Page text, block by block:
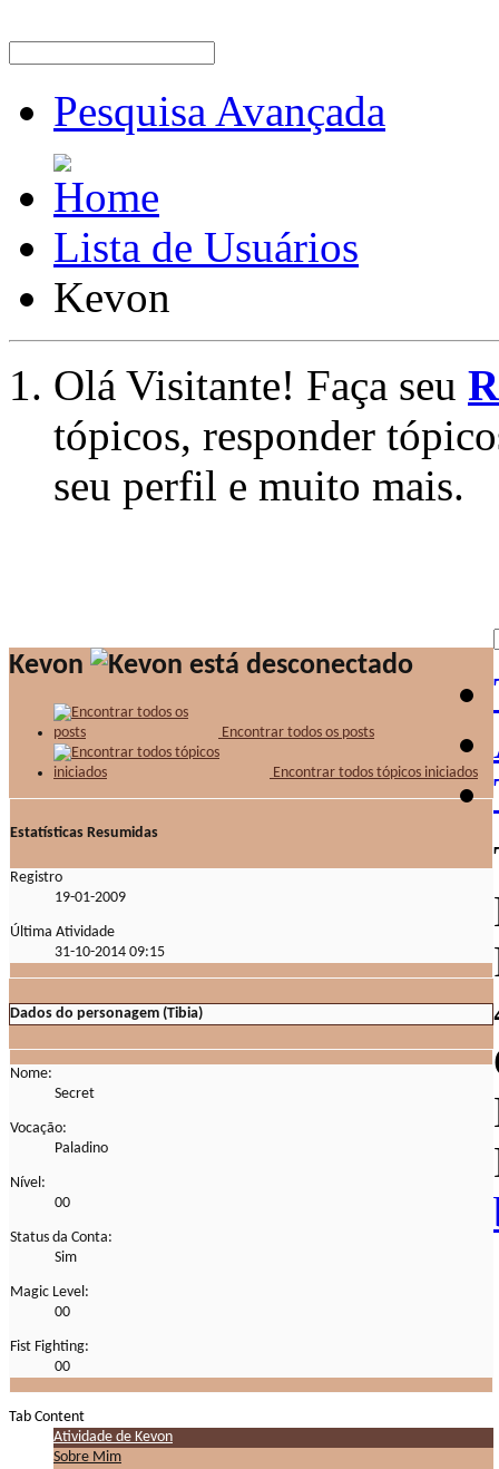
Pesquisa Avançada
Lista de Usuários
Kevon
Olá Visitante! Faça seu
tópicos, responder
seu perfil e muito mais.
Kevon
Encontrar todos os posts
Encontrar todos tópicos iniciados
Estatísticas Resumidas
Registro
19-01-2009
Última Atividade
31-10-2014 09:15
Dados do personagem (Tibia)
Nome:
Secret
Vocação:
Paladino
Nível:
00
Status da Conta:
Sim
Magic Level:
00
Fist Fighting:
00
Tab Content
Atividade de Kevon
Sobre Mim